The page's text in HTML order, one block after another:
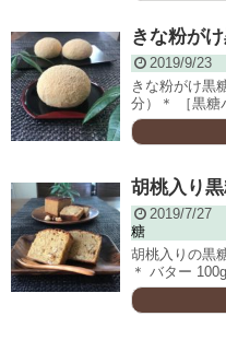
きな粉が
2019/9/23
きな粉がけ黒
分）＊ ［黒糖
胡桃入り
2019/7/27
糖
胡桃入りの黒
＊ バター